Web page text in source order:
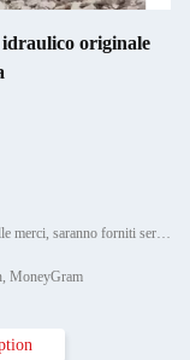
originale
Imballaggi particolari: Per garantire meglio la sicurezza delle merci, saranno forniti servizi di imballaggio professionali,
MoneyGram